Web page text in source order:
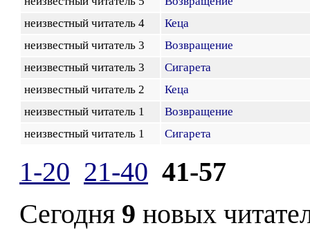
неизвестный читатель 4
Кеца
неизвестный читатель 3
Возвращение
неизвестный читатель 3
Сигарета
неизвестный читатель 2
Кеца
неизвестный читатель 1
Возвращение
неизвестный читатель 1
Сигарета
1-20 21-40 41-57
Сегодня 9 новых